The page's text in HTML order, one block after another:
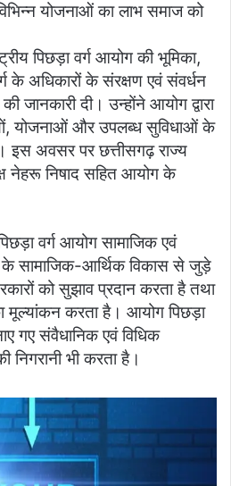
योजनाओं का लाभ समाज को
पिछड़ा वर्ग आयोग की भूमिका,
के अधिकारों के संरक्षण एवं संवर्धन
जानकारी दी। उन्होंने आयोग द्वारा
योजनाओं और उपलब्ध सुविधाओं के
इस अवसर पर छत्तीसगढ़ राज्य
नेहरू निषाद सहित आयोग के
वर्ग आयोग सामाजिक एवं
के सामाजिक-आर्थिक विकास से जुड़े
को सुझाव प्रदान करता है तथा
मूल्यांकन करता है। आयोग पिछड़ा
गए संवैधानिक एवं विधिक
निगरानी भी करता है।